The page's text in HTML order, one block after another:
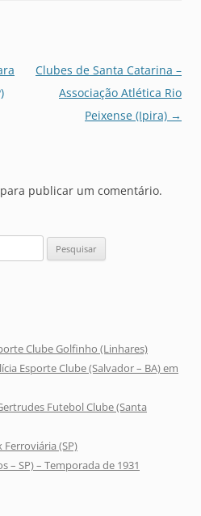
Clubes de Santa Catarina –
Associação Atlética Rio
Peixense (Ipira) →
para publicar um comentário.
Clube Golfinho (Linhares)
Esporte Clube (Salvador – BA) em
Futebol Clube (Santa
Ferroviária (SP)
– SP) – Temporada de 1931